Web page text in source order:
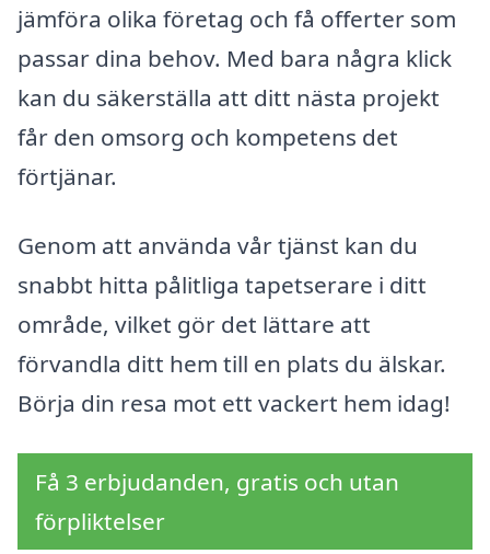
jämföra olika företag och få offerter som
passar dina behov. Med bara några klick
kan du säkerställa att ditt nästa projekt
får den omsorg och kompetens det
förtjänar.
Genom att använda vår tjänst kan du
snabbt hitta pålitliga tapetserare i ditt
område, vilket gör det lättare att
förvandla ditt hem till en plats du älskar.
Börja din resa mot ett vackert hem idag!
Få 3 erbjudanden, gratis och utan
förpliktelser